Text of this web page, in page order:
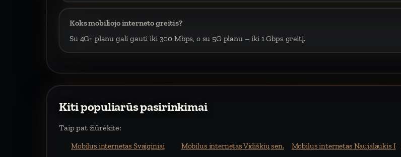
Koks mobiliojo interneto greitis?
Su 4G+ planu gali gauti iki 300 Mbps, o su 5G planu – iki 1 Gbps greitį.
Kiti populiarūs pasirinkimai
Taip pat žiūrėkite:
Mobilus internetas Svaiginiai Mobilus internetas Vidiškių sen. Mobilus internetas Naujalaukis I